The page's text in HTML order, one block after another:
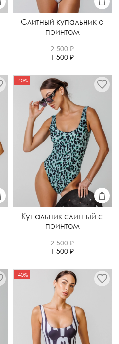
Слитный купальник с
принтом
2 500 ₽
1 500 ₽
-40%
Купальник слитный с
принтом
2 500 ₽
1 500 ₽
-40%